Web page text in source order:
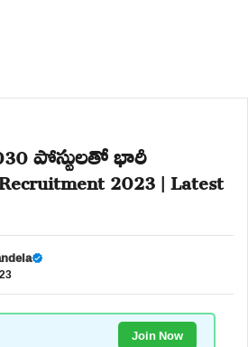
పోస్టులతో భారీ
2023 | Latest
Join Now